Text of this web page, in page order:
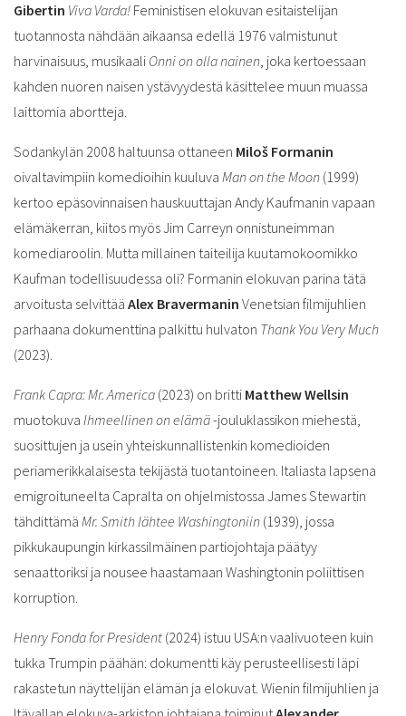
Gibertin Viva Varda! Feministisen elokuvan esitaistelijan
tuotannosta nähdään aikaansa edellä 1976 valmistunut
harvinaisuus, musikaali Onni on olla nainen, joka kertoessaan
kahden nuoren naisen ystävyydestä käsittelee muun muassa
laittomia abortteja.
Sodankylän 2008 haltuunsa ottaneen Miloš Formanin
oivaltavimpiin komedioihin kuuluva Man on the Moon (1999)
kertoo epäsovinnaisen hauskuuttajan Andy Kaufmanin vapaan
elämäkerran, kiitos myös Jim Carreyn onnistuneimman
komediaroolin. Mutta millainen taiteilija kuutamokoomikko
Kaufman todellisuudessa oli? Formanin elokuvan parina tätä
arvoitusta selvittää Alex Bravermanin Venetsian filmijuhlien
parhaana dokumenttina palkittu hulvaton Thank You Very Much
(2023).
Frank Capra: Mr. America (2023) on britti Matthew Wellsin
muotokuva Ihmeellinen on elämä-jouluklassikon miehestä,
suosittujen ja usein yhteiskunnallistenkin komedioiden
periamerikkalaisesta tekijästä tuotantoineen. Italiasta lapsena
emigroituneelta Capralta on ohjelmistossa James Stewartin
tähdittämä Mr. Smith lähtee Washingtoniin (1939), jossa
pikkukaupungin kirkassilmäinen partiojohtaja päätyy
senaattoriksi ja nousee haastamaan Washingtonin poliittisen
korruption.
Henry Fonda for President (2024) istuu USA:n vaalivuoteen kuin
tukka Trumpin päähän: dokumentti käy perusteellisesti läpi
rakastetun näyttelijän elämän ja elokuvat. Wienin filmijuhlien ja